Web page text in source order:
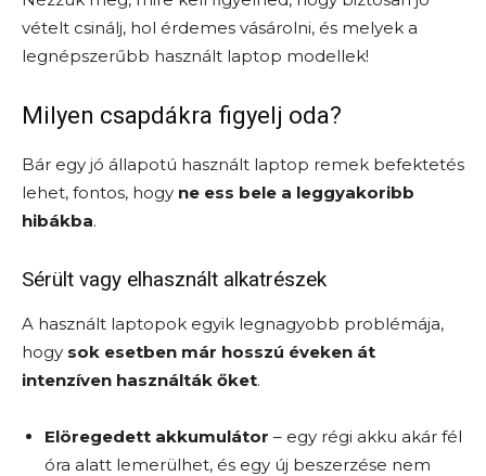
vételt csinálj, hol érdemes vásárolni, és melyek a
legnépszerűbb használt laptop modellek!
Milyen csapdákra figyelj oda?
Bár egy jó állapotú használt laptop remek befektetés
lehet, fontos, hogy ne ess bele a leggyakoribb
hibákba.
Sérült vagy elhasznált alkatrészek
A használt laptopok egyik legnagyobb problémája,
hogy sok esetben már hosszú éveken át
intenzíven használták őket.
Elöregedett akkumulátor – egy régi akku akár fél
óra alatt lemerülhet, és egy új beszerzése nem